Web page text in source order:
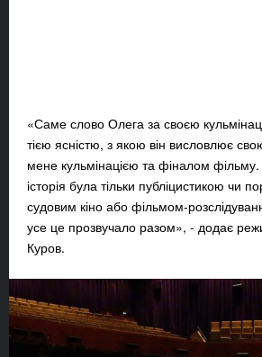
«Саме слово Олега за своєю
тією ясністю, з якою він висловлює
мене кульмінацією та фіналом
історія була тільки публіцистикою чи
судовим кіно або фільмом-
усе це прозвучало разом», - додає
Куров.